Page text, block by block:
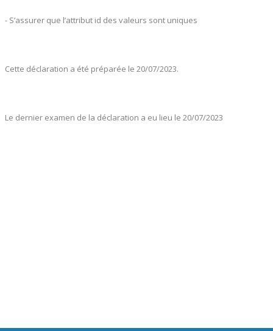
- S’assurer que l’attribut id des valeurs sont uniques
Cette déclaration a été préparée le 20/07/2023.
Le dernier examen de la déclaration a eu lieu le 20/07/2023